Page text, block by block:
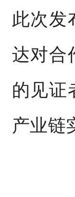
此次发
达对合
的见证
产业链